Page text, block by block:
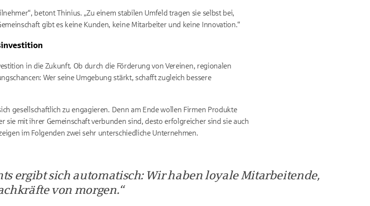
betont Thinius. „Zu einem stabilen Umfeld tragen sie selbst bei,
gibt es keine Kunden, keine Mitarbeiter und keine Innovation.“
in die Zukunft. Ob durch die Förderung von Vereinen, regionalen
Wer seine Umgebung stärkt, schafft zugleich bessere
gesellschaftlich zu engagieren. Denn am Ende wollen Firmen Produkte
sie mit ihrer Gemeinschaft verbunden sind, desto erfolgreicher sind sie auch
im Folgenden zwei sehr unterschiedliche Unternehmen.
ergibt sich automatisch: Wir haben loyale Mitarbeitende,
von morgen.